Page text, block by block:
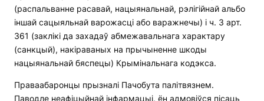
(распальванне расавай, нацыянальнай, рэлігійнай альбо
іншай сацыяльнай варожасці або варажнечы) і ч. 3 арт.
361 (заклікі да захадаў абмежавальнага характару
(санкцый), накіраваных на прычыненне шкоды
нацыянальнай бяспецы) Крымінальнага кодэкса.
Праваабаронцы прызналі Пачобута палітвязнем.
Паводле неафіцыйнай інфармацыі, ён адмовіўся пісаць